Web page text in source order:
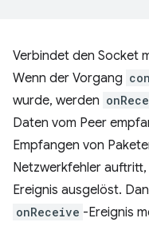
Verbindet den Socket
Wenn der Vorgang
wurde, werden
Daten vom Peer
Empfangen von
Netzwerkfehler auftritt,
Ereignis ausgelöst.
onReceive -Ereignis